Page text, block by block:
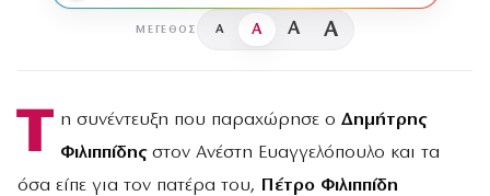
ΜΈΓΕΘΟΣ A A A A
Τ η συνέντευξη που παραχώρησε ο Δημήτρης
Φιλιππίδηςστον Ανέστη Ευαγγελόπουλο και τα
όσα είπε για τον πατέρα του, Πέτρο Φιλιππίδη